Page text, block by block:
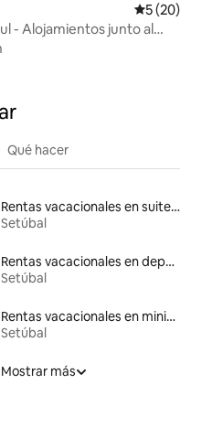
5 (20)
- Alojamientos junto al
Qué hacer
Rentas vacacionales en suites privadas
Setúbal
Rentas vacacionales en departamentos con cama de altura accesible
Setúbal
Rentas vacacionales en minicasas
Setúbal
Mostrar más